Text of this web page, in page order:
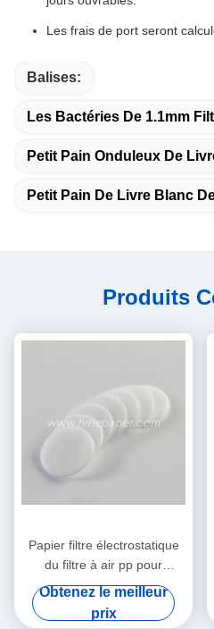
Les frais de port seront
Balises:
Les Bactéries De 1.1mm
Petit Pain Onduleux De
Petit Pain De Livre Blanc
Produits
Papier filtre électrostatique
du filtre à air pp pour
HME/HMEF
Obtenez le meilleur
prix